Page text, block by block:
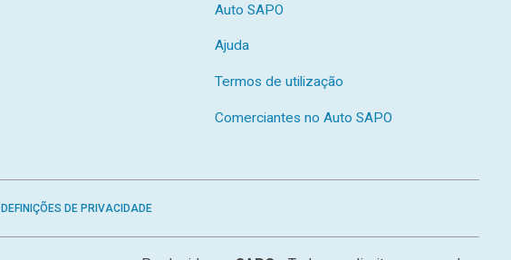
Auto SAPO
Ajuda
Termos de utilização
Comerciantes no Auto SAPO
DEFINIÇÕES DE PRIVACIDADE